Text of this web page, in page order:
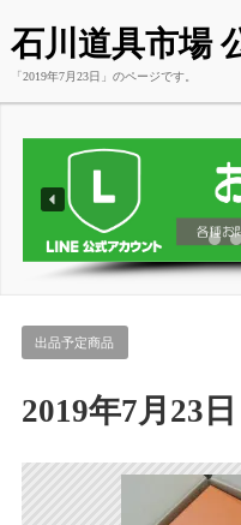
石川道具市場
「2019年7月23日」のページです。
出品予定商品
2019年7月23日